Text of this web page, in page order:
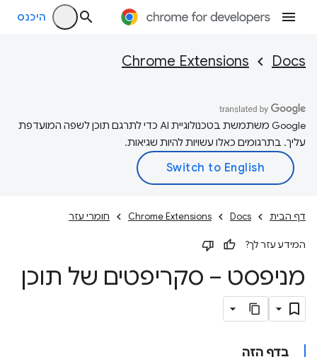
היכנס
Docs
Chrome Extensions
‫Google משתמשת בטכנולוגיית AI כדי לתרגם תוכן לשפה המועדפת
עליך. בתרגומים כאלו עשויות להיות שגיאות.
דף הבית Docs
Chrome Extensions חומרי עזר
המידע עזר לך?
מניפסט – סקריפטים של תוכן
בדף הזה